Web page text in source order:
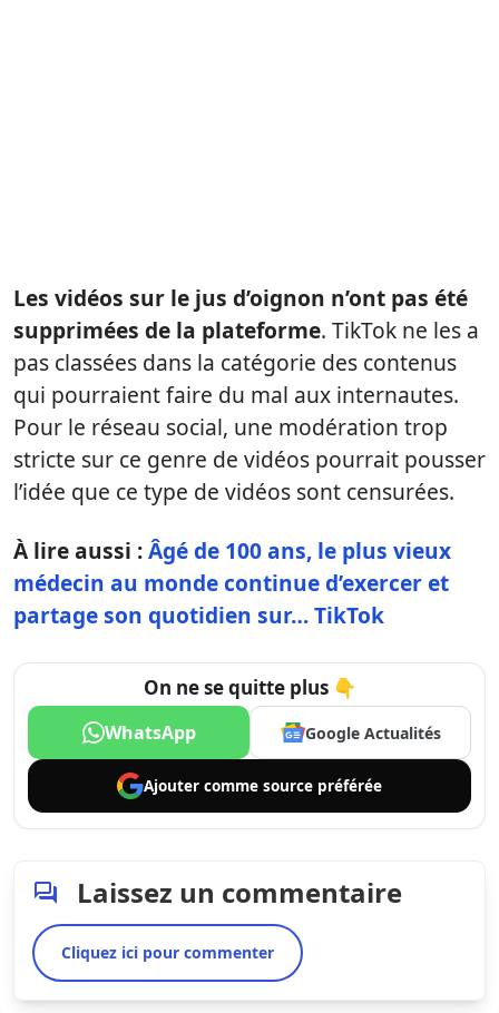
Les vidéos sur le jus d’oignon n’ont pas été
supprimées de la plateforme. TikTok ne les a
pas classées dans la catégorie des contenus
qui pourraient faire du mal aux internautes.
Pour le réseau social, une modération trop
stricte sur ce genre de vidéos pourrait pousser
l’idée que ce type de vidéos sont censurées.
À lire aussi :Âgé de 100 ans, le plus vieux
médecin au monde continue d’exercer et
partage son quotidien sur… TikTok
On ne se quitte plus 👇
WhatsApp Google Actualités
Ajouter comme source préférée
Laissez un commentaire
Cliquez ici pour commenter